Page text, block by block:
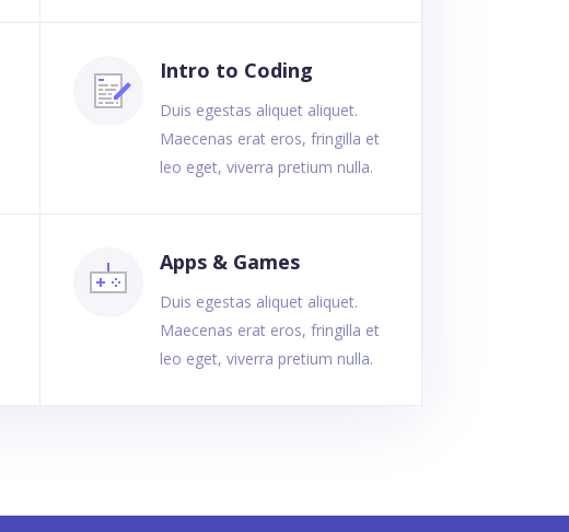
Intro to Coding
Duis egestas aliquet aliquet.
Maecenas erat eros, fringilla et
leo eget, viverra pretium nulla.
Apps & Games
Duis egestas aliquet aliquet.
Maecenas erat eros, fringilla et
leo eget, viverra pretium nulla.